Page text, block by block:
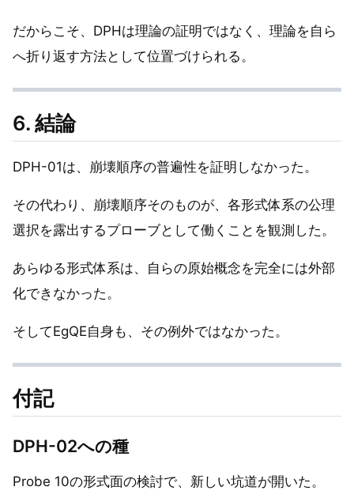
だからこそ、DPHは理論の証明ではなく、理論を自ら
へ折り返す方法として位置づけられる。
6. 結論
DPH-01は、崩壊順序の普遍性を証明しなかった。
その代わり、崩壊順序そのものが、各形式体系の公理
選択を露出するプローブとして働くことを観測した。
あらゆる形式体系は、自らの原始概念を完全には外部
化できなかった。
そしてEgQE自身も、その例外ではなかった。
付記
DPH-02への種
Probe 10の形式面の検討で、新しい坑道が開いた。